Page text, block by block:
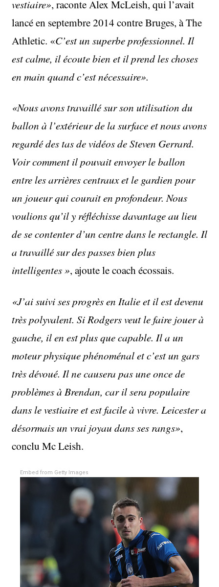
vestiaire», raconte Alex McLeish, qui l’avait
lancé en septembre 2014 contre Bruges, à The
Athletic. «C’est un superbe professionnel. Il
est calme, il écoute bien et il prend les choses
en main quand c’est nécessaire».
«Nous avons travaillé sur son utilisation du
ballon à l’extérieur de la surface et nous avons
regardé des tas de vidéos de Steven Gerrard.
Voir comment il pouvait envoyer le ballon
entre les arrières centraux et le gardien pour
un joueur qui courait en profondeur. Nous
voulions qu’il y réfléchisse davantage au lieu
de se contenter d’un centre dans le rectangle. Il
a travaillé sur des passes bien plus
intelligentes », ajoute le coach écossais.
«J’ai suivi ses progrès en Italie et il est devenu
très polyvalent. Si Rodgers veut le faire jouer à
gauche, il en est plus que capable. Il a un
moteur physique phénoménal et c’est un gars
très dévoué. Il ne causera pas une once de
problèmes à Brendan, car il sera populaire
dans le vestiaire et est facile à vivre. Leicester a
désormais un vrai joyau dans ses rangs»,
conclu Mc Leish.
Embed from Getty Images